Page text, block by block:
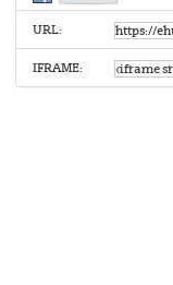
URL:
IFRAME: